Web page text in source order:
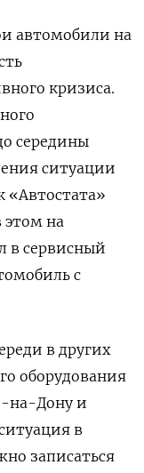
автомобили на
кризиса.
середины
ситуации
«Автостата»
этом на
в сервисный
с
в других
оборудования
на-Дону и
в
записаться